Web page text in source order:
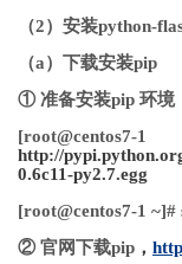
（2）安装python-
（a）下载安装pip
① 准备安装pip 环境
http://
0.6c11-py2.7.egg
[root@centos7-1 ~]#
② 官网下载pip ，